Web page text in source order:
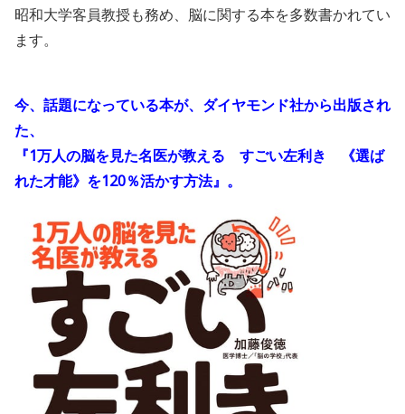
昭和大学客員教授も務め、脳に関する本を多数書かれてい
ます。
今、話題になっている本が、ダイヤモンド社から出版され
た、
『1万人の脳を見た名医が教える すごい左利き 《選ば
れた才能》を120％活かす方法』。